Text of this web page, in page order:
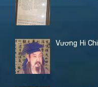
Vương Hi Chi